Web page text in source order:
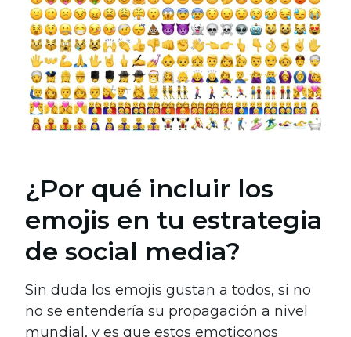
¿Por qué incluir los
emojis en tu estrategia
de social media?
Sin duda los emojis gustan a todos, si no
no se entendería su propagación a nivel
mundial, y es que estos emoticonos